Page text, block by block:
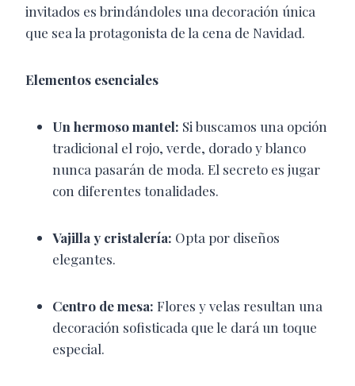
invitados es brindándoles una decoración única
que sea la protagonista de la cena de Navidad.
Elementos esenciales
Un hermoso mantel: Si buscamos una opción
tradicional el rojo, verde, dorado y blanco
nunca pasarán de moda. El secreto es jugar
con diferentes tonalidades.
Vajilla y cristalería: Opta por diseños
elegantes.
Centro de mesa: Flores y velas resultan una
decoración sofisticada que le dará un toque
especial.